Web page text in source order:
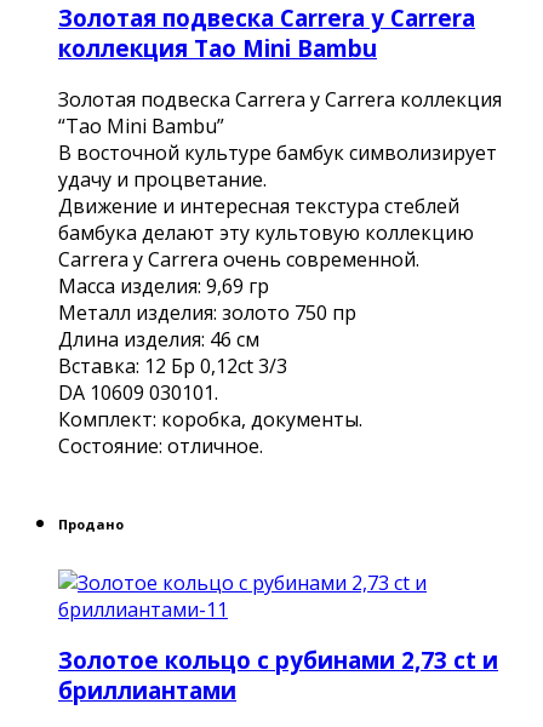
Золотая подвеска Carrera y Carrera
коллекция Tao Mini Bambu
Золотая подвеска Carrera y Carrera коллекция
“Tao Mini Bambu”
В восточной культуре бамбук символизирует
удачу и процветание.
Движение и интересная текстура стеблей
бамбука делают эту культовую коллекцию
Carrera y Carrera очень современной.
Масса изделия: 9,69 гр
Металл изделия: золото 750 пр
Длина изделия: 46 см
Вставка: 12 Бр 0,12сt 3/3
DA 10609 030101.
Комплект: коробка, документы.
Состояние: отличное.
Продано
Золотое кольцо с рубинами 2,73 ct и
бриллиантами